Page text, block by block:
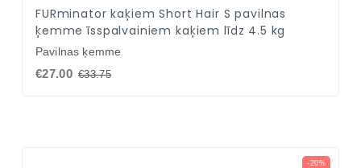
FURminator kaķiem Short Hair S pavilnas
ķemme īsspalvainiem kaķiem līdz 4.5 kg
Pavilnas ķemme
€27.00 €33.75
-20%